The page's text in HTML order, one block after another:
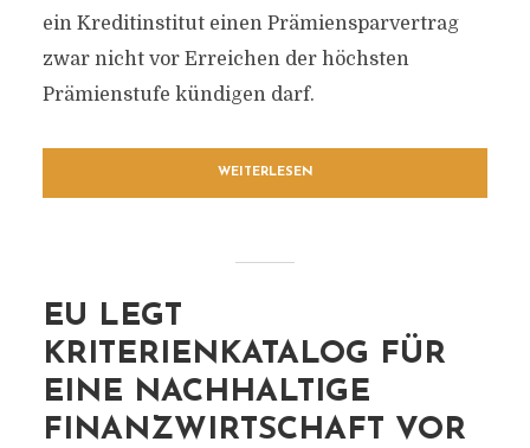
ein Kreditinstitut einen Prämiensparvertrag
zwar nicht vor Erreichen der höchsten
Prämienstufe kündigen darf.
WEITERLESEN
EU LEGT
KRITERIENKATALOG FÜR
EINE NACHHALTIGE
FINANZWIRTSCHAFT VOR